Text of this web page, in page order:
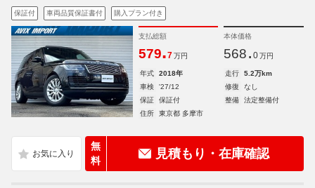
保証付 車両品質保証書付 購入プラン付き
支払総額
579.7 万円
本体価格
568. 0 万円
年式 2018年 走行
5.2万km
車検
'27/12 修復
なし
保証
保証付 整備
法定整備付
住所
東京都 多摩市
無
料
見積もり・在庫確認